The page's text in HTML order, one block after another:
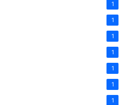
1
1
1
1
1
1
1